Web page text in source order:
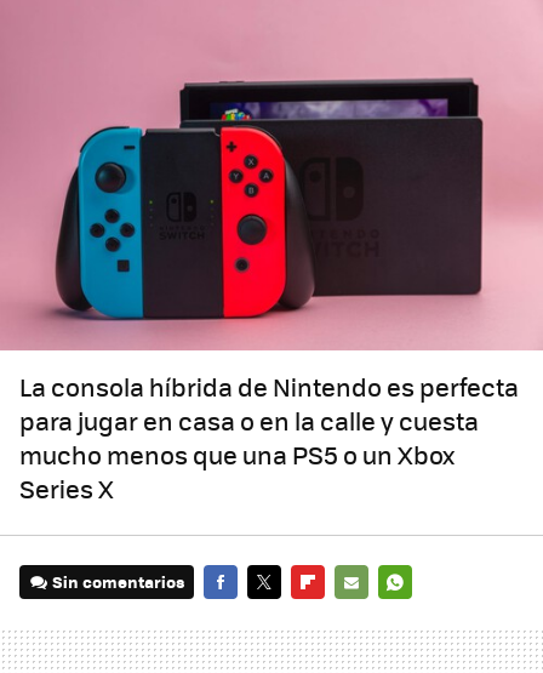
La consola híbrida de Nintendo es perfecta
para jugar en casa o en la calle y cuesta
mucho menos que una PS5 o un Xbox
Series X
Sin comentarios
MAIL